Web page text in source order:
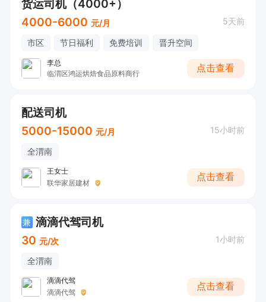
货运司机（4000+）
4000-6000 元/月 5天前
市区 节日福利 免费培训 晋升空间
李总
临渭区鸿运烘焙食品原料商行
点击查看
配送司机
5000-15000 元/月 15小时前
全渭南
王女士
联华家居建材
点击查看
兼 滴滴代驾司机
30 元/次 1小时前
全渭南
滴滴代驾
滴滴代驾
点击查看